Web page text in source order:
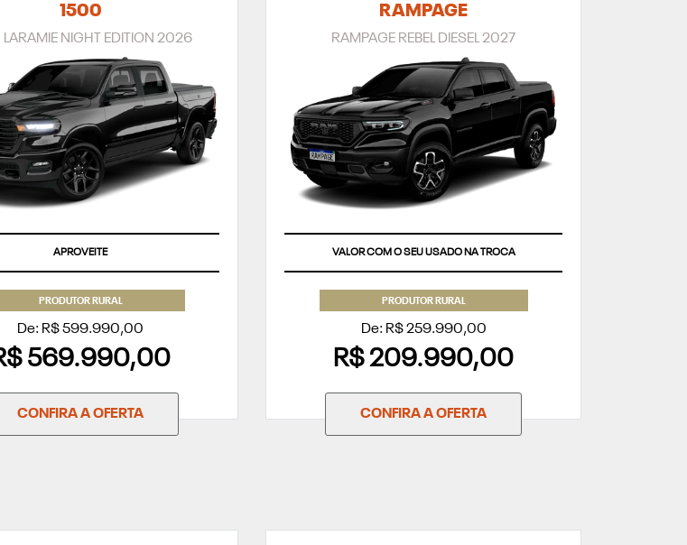
1500
LARAMIE NIGHT EDITION 2026
APROVEITE
PRODUTOR RURAL
De: R$ 599.990,00
569.990,00
CONFIRA A OFERTA
RAMPAGE
RAMPAGE REBEL DIESEL 2027
VALOR COM O SEU USADO NA TROCA
PRODUTOR RURAL
De: R$ 259.990,00
R$ 209.990,00
CONFIRA A OFERTA